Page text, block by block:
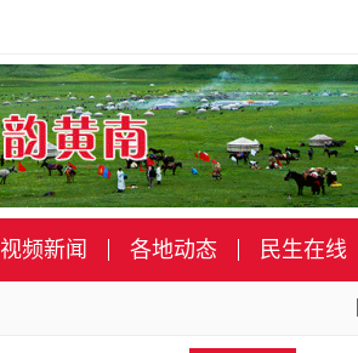
视频新闻 各地动态 民生在线